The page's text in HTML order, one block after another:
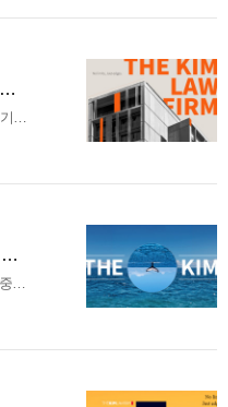
공무원 징계 대응 핵심 포인트 : 징계 종류부터 변호사 조력을 통한 전방위 대응 전략까지
억울한 스토킹 혐의 스토킹처벌법위반 무죄판결 사례 참고하기!